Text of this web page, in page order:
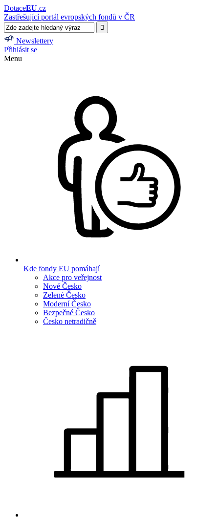
DotaceEU.cz
Zastřešující portál evropských fondů v ČR
Newslettery
Přihlásit se
Menu
Kde fondy EU pomáhají
Akce pro veřejnost
Nové Česko
Zelené Česko
Moderní Česko
Bezpečné Česko
Česko netradičně